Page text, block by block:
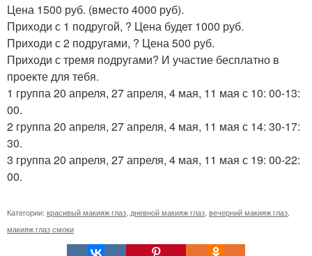
Цена 1500 руб. (вместо 4000 руб).
Приходи с 1 подругой, ? Цена будет 1000 руб.
Приходи с 2 подругами, ? Цена 500 руб.
Приходи с тремя подругами? И участие бесплатно в
проекте для тебя.
1 группа 20 апреля, 27 апреля, 4 мая, 11 мая с 10: 00-13:
00.
2 группа 20 апреля, 27 апреля, 4 мая, 11 мая с 14: 30-17:
30.
3 группа 20 апреля, 27 апреля, 4 мая, 11 мая с 19: 00-22:
00.
Категории: красивый макияж глаз дневной макияж глаз вечерний макияж глаз
макияж глаз смоки